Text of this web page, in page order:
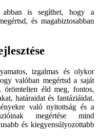
abban is segíthet, hogy a
és magabiztosabban
izgalmas és olykor
valóban megértsd a saját
örömtelien éld meg, fontos,
határaidat és fantáziáidat.
való nyitottság és a
megértése mind
és kiegyensúlyozottabb